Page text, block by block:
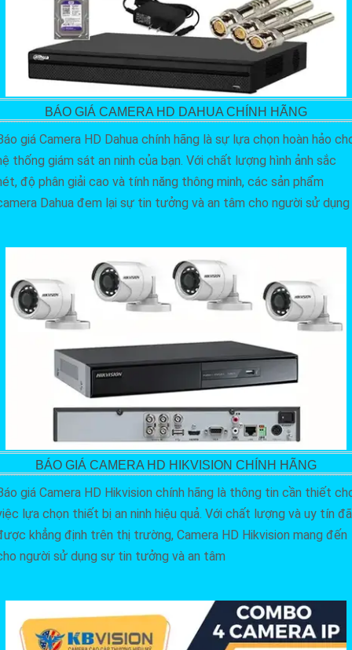
BÁO GIÁ CAMERA HD DAHUA CHÍNH HÃNG
giá Camera HD Dahua chính hãng là sự lựa chọn hoàn hảo
thống giám sát an ninh của bạn. Với chất lượng hình ảnh sắc
độ phân giải cao và tính năng thông minh, các sản phẩm
Dahua đem lại sự tin tưởng và an tâm cho người sử dụng
BÁO GIÁ CAMERA HD HIKVISION CHÍNH HÃNG
giá Camera HD Hikvision chính hãng là thông tin cần thiết
lựa chọn thiết bị an ninh hiệu quả. Với chất lượng và uy tín đã
khẳng định trên thị trường, Camera HD Hikvision mang đến
người sử dụng sự tin tưởng và an tâm